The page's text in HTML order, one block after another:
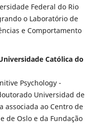
Federal do Rio
o Laboratório de
e Comportamento
Católica do
Psychology -
Universidad de
associada ao Centro de
de Oslo e da Fundação